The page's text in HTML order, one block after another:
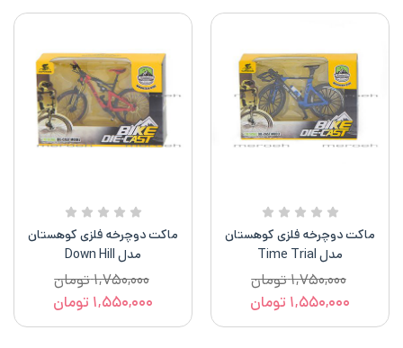
ماکت دوچرخه فلزی کوهستان
مدل Time Trial
۱,۷۵۰,۰۰۰تومان
۱,۵۵۰,۰۰۰ تومان
ماکت دوچرخه فلزی کوهستان
مدل Down Hill
۱,۷۵۰,۰۰۰تومان
۱,۵۵۰,۰۰۰ تومان